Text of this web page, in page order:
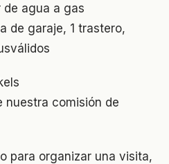
de agua a gas
de garaje, 1 trastero,
nuestra comisión de
para organizar una visita,